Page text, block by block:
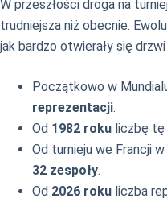
W przeszłości droga na
trudniejsza niż obecnie.
jak bardzo otwierały się
Początkowo w
reprezentacji.
Od 1982 roku liczbę
Od turnieju we Francji w
32 zespoły.
Od 2026 roku liczba